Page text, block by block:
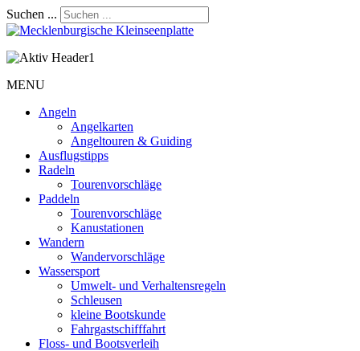
Suchen ...
MENU
Angeln
Angelkarten
Angeltouren & Guiding
Ausflugstipps
Radeln
Tourenvorschläge
Paddeln
Tourenvorschläge
Kanustationen
Wandern
Wandervorschläge
Wassersport
Umwelt- und Verhaltensregeln
Schleusen
kleine Bootskunde
Fahrgastschifffahrt
Floss- und Bootsverleih